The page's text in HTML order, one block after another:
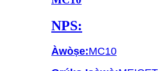
NPS:
Àwòṣe:MC10